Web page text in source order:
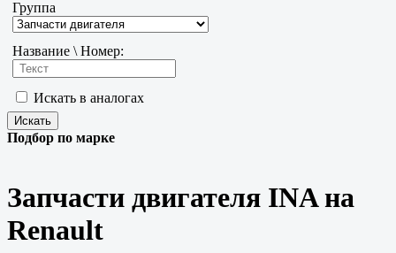
Группа
Название \ Номер:
Искать в аналогах
Подбор по марке
Запчасти двигателя INA на
Renault